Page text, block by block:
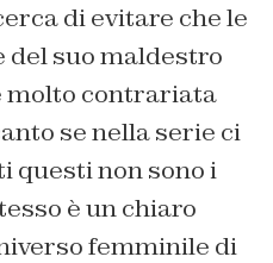
di evitare che le
del suo maldestro
molto contrariata
se nella serie ci
questi non sono i
è un chiaro
femminile di